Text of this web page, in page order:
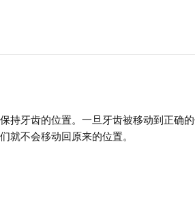
持牙齿的位置。一旦牙齿被移动到正确的
就不会移动回原来的位置。